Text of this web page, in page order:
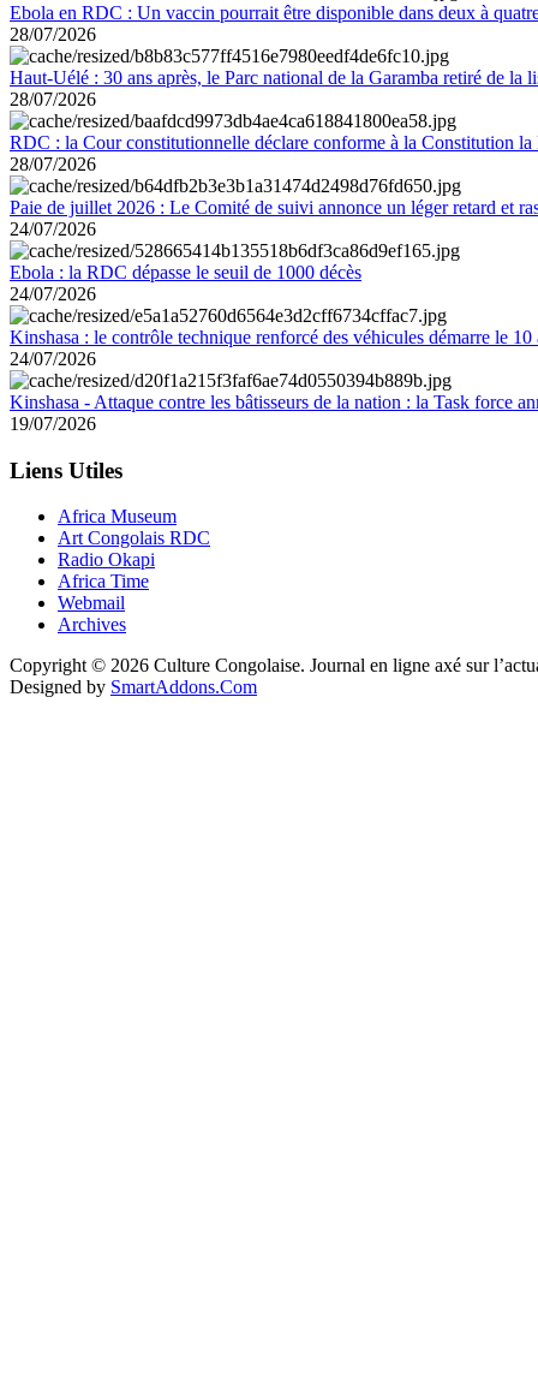
Ebola en RDC : Un vaccin pourrait être disponible dans deux à
28/07/2026
Haut-Uélé : 30 ans après, le Parc national de la Garamba retiré de la
28/07/2026
RDC : la Cour constitutionnelle déclare conforme à la Constitution la
28/07/2026
Paie de juillet 2026 : Le Comité de suivi annonce un léger retard et
24/07/2026
Ebola : la RDC dépasse le seuil de 1000 décès
24/07/2026
Kinshasa : le contrôle technique renforcé des véhicules démarre le 10
24/07/2026
Kinshasa - Attaque contre les bâtisseurs de la nation : la Task force
19/07/2026
Liens Utiles
Africa Museum
Art Congolais RDC
Radio Okapi
Africa Time
Webmail
Archives
Copyright © 2026 Culture Congolaise. Journal en ligne axé sur
Designed by SmartAddons.Com